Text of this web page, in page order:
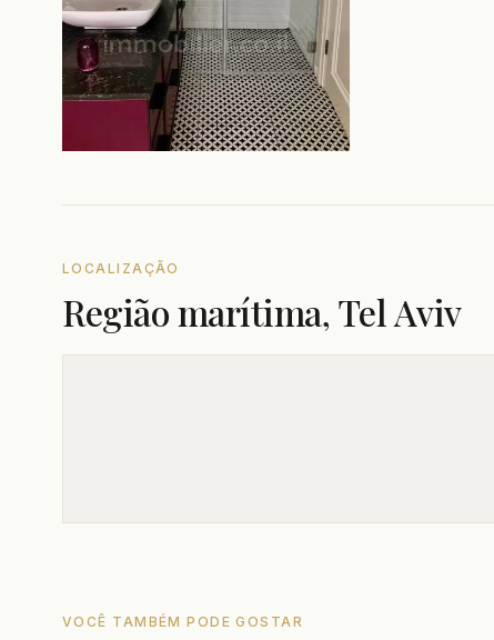
LOCALIZAÇÃO
Região marítima, Tel Aviv
VOCÊ TAMBÉM PODE GOSTAR